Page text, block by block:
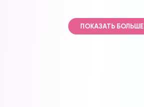
ПОКАЗАТЬ БОЛЬШЕ